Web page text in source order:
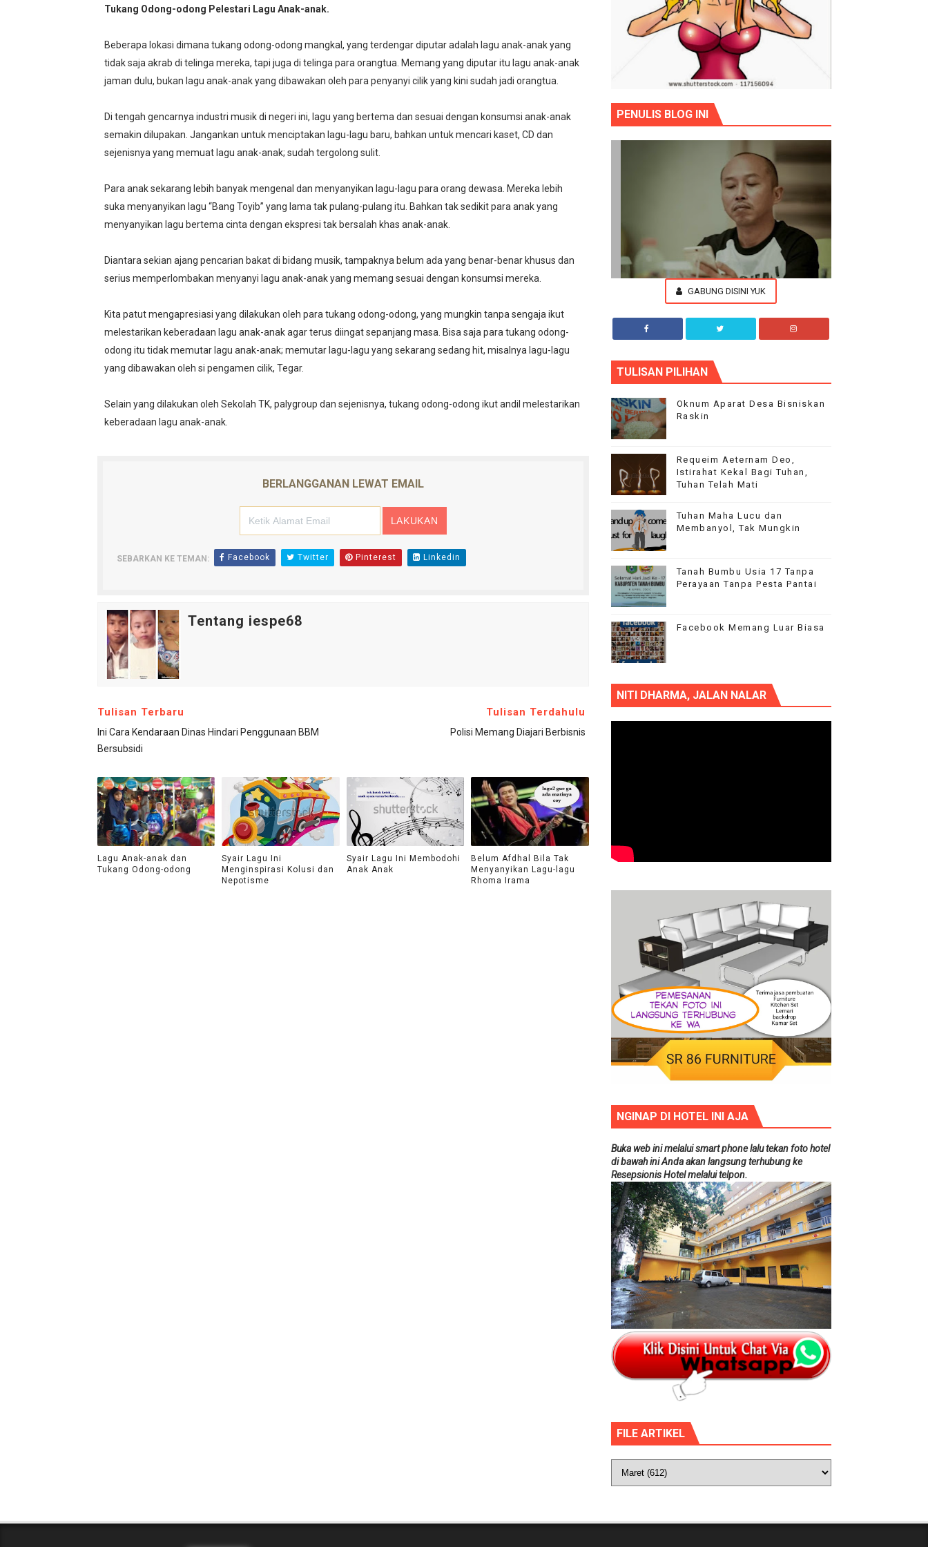
Umat Islam Bersatu, Mungkinkah ?
Selamat Kelahiran Isa AS Ibnu Maryam
Visioner, Saya Ingin Anak Saya Lebih Baik
Tuhan, Kenalan Dong......
Tukang Odong-odong Pelestari Lagu Anak-anak.
Beberapa lokasi dimana tukang odong-odong mangkal, yang terdengar diputar adalah lagu anak-anak yang
tidak saja akrab di telinga mereka, tapi juga di telinga para orangtua. Memang yang diputar itu lagu anak-anak
jaman dulu, bukan lagu anak-anak yang dibawakan oleh para penyanyi cilik yang kini sudah jadi orangtua.
Di tengah gencarnya industri musik di negeri ini, lagu yang bertema dan sesuai dengan konsumsi anak-anak
semakin dilupakan. Jangankan untuk menciptakan lagu-lagu baru, bahkan untuk mencari kaset, CD dan
sejenisnya yang memuat lagu anak-anak; sudah tergolong sulit.
Para anak sekarang lebih banyak mengenal dan menyanyikan lagu-lagu para orang dewasa. Mereka lebih
suka menyanyikan lagu “Bang Toyib” yang lama tak pulang-pulang itu. Bahkan tak sedikit para anak yang
menyanyikan lagu bertema cinta dengan ekspresi tak bersalah khas anak-anak.
Diantara sekian ajang pencarian bakat di bidang musik, tampaknya belum ada yang benar-benar khusus dan
serius memperlombakan menyanyi lagu anak-anak yang memang sesuai dengan konsumsi mereka.
Kita patut mengapresiasi yang dilakukan oleh para tukang odong-odong, yang mungkin tanpa sengaja ikut
melestarikan keberadaan lagu anak-anak agar terus diingat sepanjang masa. Bisa saja para tukang odong-
odong itu tidak memutar lagu anak-anak; memutar lagu-lagu yang sekarang sedang hit, misalnya lagu-lagu
yang dibawakan oleh si pengamen cilik, Tegar.
Selain yang dilakukan oleh Sekolah TK, palygroup dan sejenisnya, tukang odong-odong ikut andil melestarikan
keberadaan lagu anak-anak.
BERLANGGANAN LEWAT EMAIL
SEBARKAN KE TEMAN: Facebook Twitter Pinterest Linkedin
Tentang iespe68
Tulisan Terbaru
Ini Cara Kendaraan Dinas Hindari Penggunaan BBM
Bersubsidi
Tulisan Terdahulu
Polisi Memang Diajari Berbisnis
Lagu Anak-anak dan
Tukang Odong-odong
Syair Lagu Ini
Menginspirasi Kolusi dan
Nepotisme
Syair Lagu Ini Membodohi
Anak Anak
Belum Afdhal Bila Tak
Menyanyikan Lagu-lagu
Rhoma Irama
PENULIS BLOG INI
Aplha Blog
Our flagship theme is highly customizable through
the options panel, so you can modify the design,
layout and typography.
GABUNG DISINI YUK
TULISAN PILIHAN
Oknum Aparat Desa Bisniskan
Raskin
Requeim Aeternam Deo,
Istirahat Kekal Bagi Tuhan,
Tuhan Telah Mati
Tuhan Maha Lucu dan
Membanyol, Tak Mungkin
Tanah Bumbu Usia 17 Tanpa
Perayaan Tanpa Pesta Pantai
Facebook Memang Luar Biasa
NITI DHARMA, JALAN NALAR
NGINAP DI HOTEL INI AJA
Buka web ini melalui smart phone lalu tekan foto hotel
di bawah ini Anda akan langsung terhubung ke
Resepsionis Hotel melalui telpon.
FILE ARTIKEL